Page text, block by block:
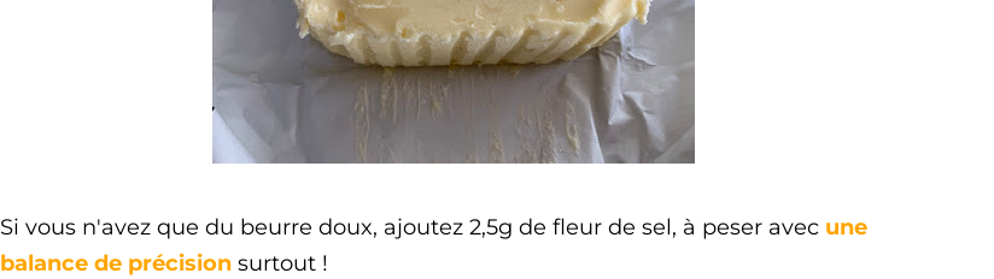
Si vous n'avez que du beurre doux, ajoutez 2,5g de fleur de sel, à peser avec une
balance de précisionsurtout !